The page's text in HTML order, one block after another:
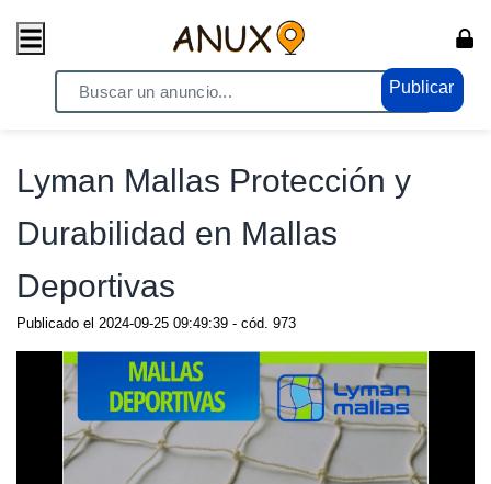
Publicar
/ Compras - Ventas / Anuncio de todo
Lyman Mallas Protección y
Durabilidad en Mallas
Deportivas
Publicado el 2024-09-25 09:49:39 - cód. 973